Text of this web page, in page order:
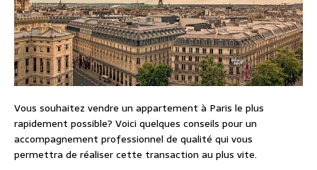
Vous souhaitez vendre un appartement à Paris le plus
rapidement possible? Voici quelques conseils pour un
accompagnement professionnel de qualité qui vous
permettra de réaliser cette transaction au plus vite.